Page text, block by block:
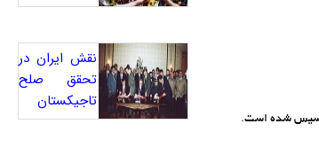
نقش ایران در
تحقق صلح
تاجیکستان
تاسیس شده است.